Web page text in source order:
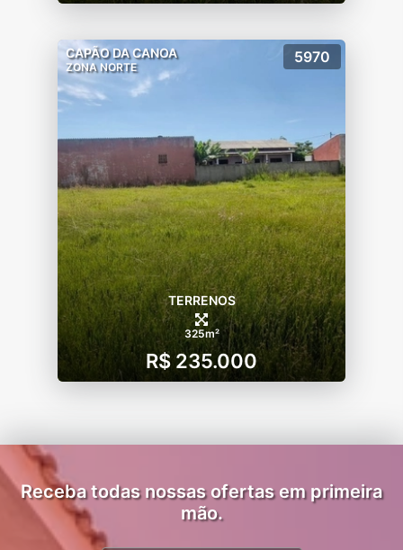
CAPÃO DA CANOA
ZONA NORTE
5970
TERRENOS
325m²
R$ 235.000
Receba todas nossas ofertas em primeira
mão.